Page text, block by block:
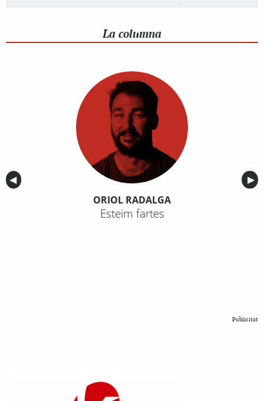
La columna
Anterior
◀︎ ▶︎
ORIOL RADALGA
Esteim fartes
Publicitat